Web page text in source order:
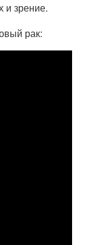
и зрение.
рак: